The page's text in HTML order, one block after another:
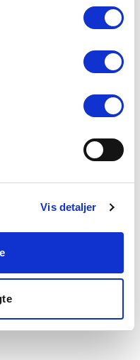
af cookies under
til vores Cookiepolitik,
Vis detaljer